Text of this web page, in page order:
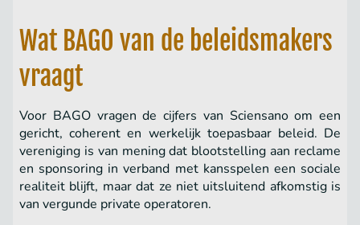
Wat BAGO van de beleidsmakers
vraagt
Voor BAGO vragen de cijfers van Sciensano om een
gericht, coherent en werkelijk toepasbaar beleid. De
vereniging is van mening dat blootstelling aan reclame
en sponsoring in verband met kansspelen een sociale
realiteit blijft, maar dat ze niet uitsluitend afkomstig is
van vergunde private operatoren.